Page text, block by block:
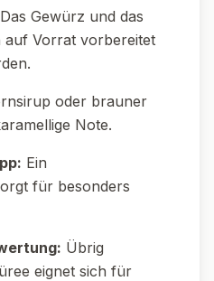
Das Gewürz und das
auf Vorrat vorbereitet
oder brauner
Note.
Ein
für besonders
Übrig
eignet sich für